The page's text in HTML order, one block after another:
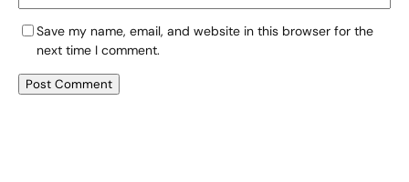
Save my name, email, and website in this browser for the
next time I comment.